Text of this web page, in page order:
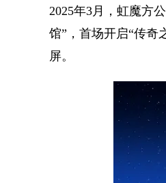
2025年3月，虹魔方
馆”，首场开启“传奇
屏。